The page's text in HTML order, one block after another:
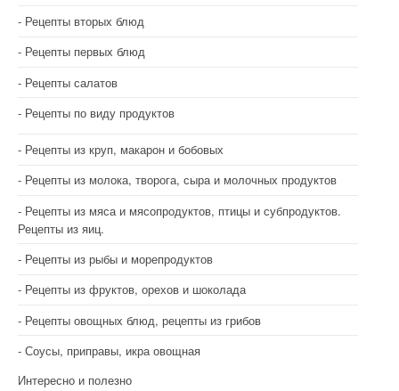
Рецепты вторых блюд
Рецепты первых блюд
Рецепты салатов
Рецепты по виду продуктов
Рецепты из круп, макарон и бобовых
Рецепты из молока, творога, сыра и молочных продуктов
Рецепты из мяса и мясопродуктов, птицы и субпродуктов.
Рецепты из яиц.
Рецепты из рыбы и морепродуктов
Рецепты из фруктов, орехов и шоколада
Рецепты овощных блюд, рецепты из грибов
Соусы, приправы, икра овощная
Интересно и полезно